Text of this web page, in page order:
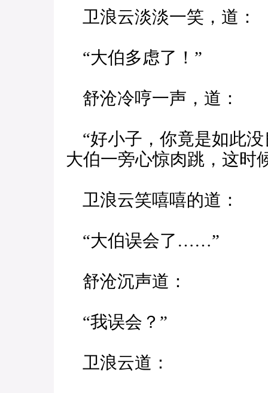
卫浪云淡淡一笑，道：
“大伯多虑了！”
舒沧冷哼一声，道：
“好小子，你竟是如此
大伯一旁心惊肉跳，这
卫浪云笑嘻嘻的道：
“大伯误会了……”
舒沧沉声道：
“我误会？”
卫浪云道：